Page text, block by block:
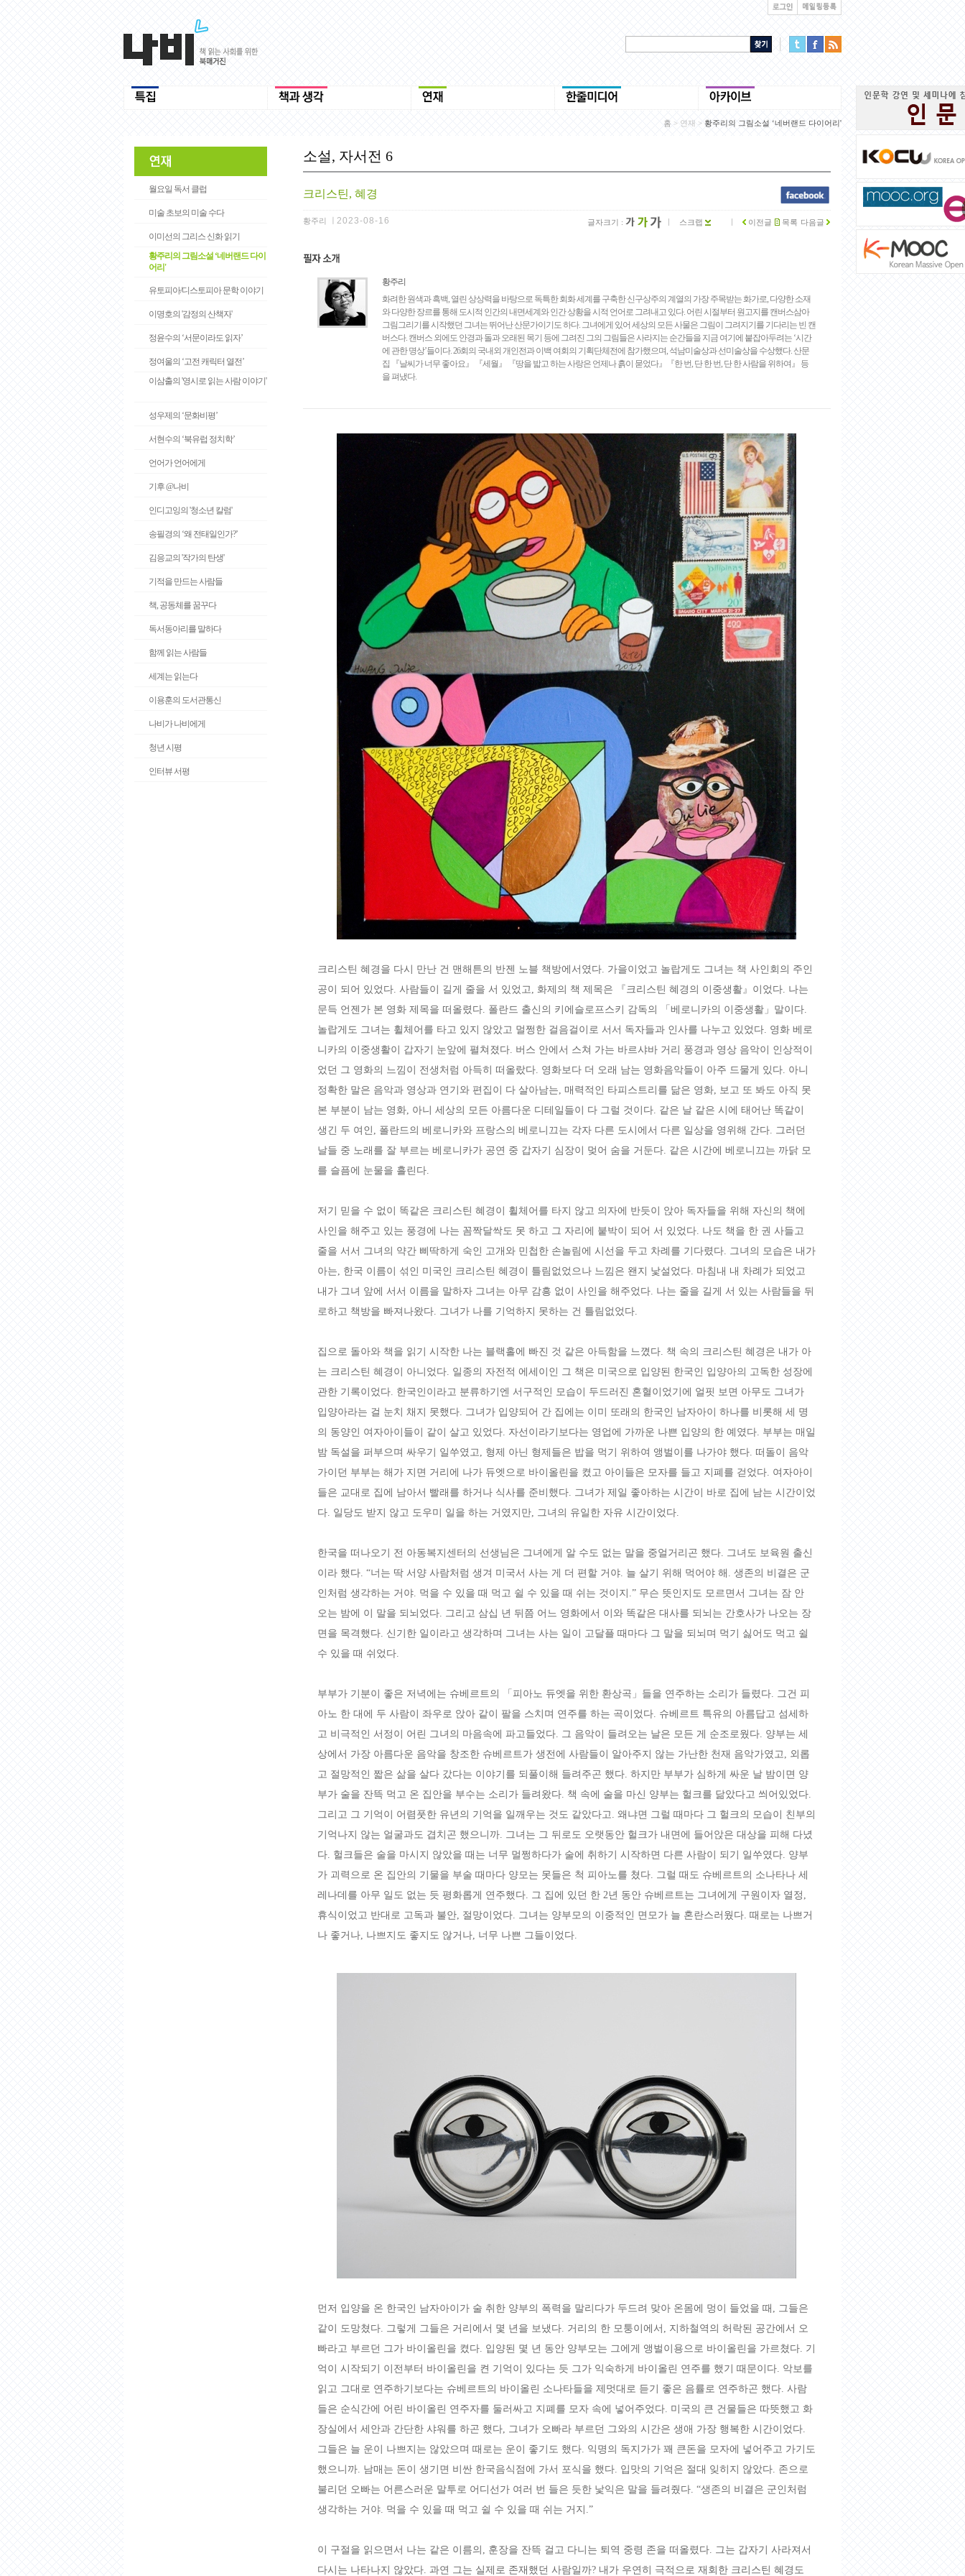
홈 > 연재 > 황주리의 그림소설 ‘네버랜드 다이어리'
월요일 독서 클럽
미술 초보의 미술 수다
이미선의 그리스 신화 읽기
황주리의 그림소설 ‘네버랜드 다이
어리'
유토피아/디스토피아 문학 이야기
이명호의 '감정의 산책자'
정윤수의 ‘서문이라도 읽자’
정여울의 ‘고전 캐릭터 열전’
이삼출의 '영시로 읽는 사람 이야기'
성우제의 ‘문화비평’
서현수의 ‘북유럽 정치학’
언어가 언어에게
기후 @나비
인디고잉의 '청소년 칼럼'
송필경의 ‘왜 전태일인가?’
김응교의 '작가의 탄생'
기적을 만드는 사람들
책, 공동체를 꿈꾸다
독서동아리를 말하다
함께 읽는 사람들
세계는 읽는다
이용훈의 도서관통신
나비가 나비에게
청년 시평
인터뷰 서평
소설, 자서전 6
크리스틴, 혜경
황주리 2023-08-16 글자크기 : 스크랩 이전글 목록 다음글
황주리
화려한 원색과 흑백, 열린 상상력을 바탕으로 독특한 회화 세계를 구축한 신구상주의 계열의 가장 주목받는 화가로, 다양한 소재
와 다양한 장르를 통해 도시적 인간의 내면세계와 인간 상황을 시적 언어로 그려내고 있다. 어린 시절부터 원고지를 캔버스삼아
그림그리기를 시작했던 그녀는 뛰어난 산문가이기도 하다. 그녀에게 있어 세상의 모든 사물은 그림이 그려지기를 기다리는 빈 캔
버스다. 캔버스 외에도 안경과 돌과 오래된 목기 등에 그려진 그의 그림들은 사라지는 순간들을 지금 여기에 붙잡아두려는 ‘시간
에 관한 명상’들이다. 26회의 국내외 개인전과 이백 여회의 기획단체전에 참가했으며, 석남미술상과 선미술상을 수상했다. 산문
집 『날씨가 너무 좋아요』 『세월』 『땅을 밟고 하는 사랑은 언제나 흙이 묻었다』『한 번, 단 한 번, 단 한 사람을 위하여』 등
을 펴냈다.
크리스틴 혜경을 다시 만난 건 맨해튼의 반젠 노블 책방에서였다. 가을이었고 놀랍게도 그녀는 책 사인회의 주인
공이 되어 있었다. 사람들이 길게 줄을 서 있었고, 화제의 책 제목은 『크리스틴 혜경의 이중생활』이었다. 나는
문득 언젠가 본 영화 제목을 떠올렸다. 폴란드 출신의 키에슬로프스키 감독의 「베로니카의 이중생활」말이다.
놀랍게도 그녀는 휠체어를 타고 있지 않았고 멀쩡한 걸음걸이로 서서 독자들과 인사를 나누고 있었다. 영화 베로
니카의 이중생활이 갑자기 눈앞에 펼쳐졌다. 버스 안에서 스쳐 가는 바르샤바 거리 풍경과 영상 음악이 인상적이
었던 그 영화의 느낌이 전생처럼 아득히 떠올랐다. 영화보다 더 오래 남는 영화음악들이 아주 드물게 있다. 아니
정확한 말은 음악과 영상과 연기와 편집이 다 살아남는, 매력적인 타피스트리를 닮은 영화, 보고 또 봐도 아직 못
본 부분이 남는 영화, 아니 세상의 모든 아름다운 디테일들이 다 그럴 것이다. 같은 날 같은 시에 태어난 똑같이
생긴 두 여인, 폴란드의 베로니카와 프랑스의 베로니끄는 각자 다른 도시에서 다른 일상을 영위해 간다. 그러던
날들 중 노래를 잘 부르는 베로니카가 공연 중 갑자기 심장이 멎어 숨을 거둔다. 같은 시간에 베로니끄는 까닭 모
를 슬픔에 눈물을 흘린다.
저기 믿을 수 없이 똑같은 크리스틴 혜경이 휠체어를 타지 않고 의자에 반듯이 앉아 독자들을 위해 자신의 책에
사인을 해주고 있는 풍경에 나는 꼼짝달싹도 못 하고 그 자리에 붙박이 되어 서 있었다. 나도 책을 한 권 사들고
줄을 서서 그녀의 약간 삐딱하게 숙인 고개와 민첩한 손놀림에 시선을 두고 차례를 기다렸다. 그녀의 모습은 내가
아는, 한국 이름이 섞인 미국인 크리스틴 혜경이 틀림없었으나 느낌은 왠지 낯설었다. 마침내 내 차례가 되었고
내가 그녀 앞에 서서 이름을 말하자 그녀는 아무 감흥 없이 사인을 해주었다. 나는 줄을 길게 서 있는 사람들을 뒤
로하고 책방을 빠져나왔다. 그녀가 나를 기억하지 못하는 건 틀림없었다.
집으로 돌아와 책을 읽기 시작한 나는 블랙홀에 빠진 것 같은 아득함을 느꼈다. 책 속의 크리스틴 혜경은 내가 아
는 크리스틴 혜경이 아니었다. 일종의 자전적 에세이인 그 책은 미국으로 입양된 한국인 입양아의 고독한 성장에
관한 기록이었다. 한국인이라고 분류하기엔 서구적인 모습이 두드러진 혼혈이었기에 얼핏 보면 아무도 그녀가
입양아라는 걸 눈치 채지 못했다. 그녀가 입양되어 간 집에는 이미 또래의 한국인 남자아이 하나를 비롯해 세 명
의 동양인 여자아이들이 같이 살고 있었다. 자선이라기보다는 영업에 가까운 나쁜 입양의 한 예였다. 부부는 매일
밤 독설을 퍼부으며 싸우기 일쑤였고, 형제 아닌 형제들은 밥을 먹기 위하여 앵벌이를 나가야 했다. 떠돌이 음악
가이던 부부는 해가 지면 거리에 나가 듀엣으로 바이올린을 켰고 아이들은 모자를 들고 지폐를 걷었다. 여자아이
들은 교대로 집에 남아서 빨래를 하거나 식사를 준비했다. 그녀가 제일 좋아하는 시간이 바로 집에 남는 시간이었
다. 일당도 받지 않고 도우미 일을 하는 거였지만, 그녀의 유일한 자유 시간이었다.
한국을 떠나오기 전 아동복지센터의 선생님은 그녀에게 알 수도 없는 말을 중얼거리곤 했다. 그녀도 보육원 출신
이라 했다. “너는 딱 서양 사람처럼 생겨 미국서 사는 게 더 편할 거야. 늘 살기 위해 먹어야 해. 생존의 비결은 군
인처럼 생각하는 거야. 먹을 수 있을 때 먹고 쉴 수 있을 때 쉬는 것이지.” 무슨 뜻인지도 모르면서 그녀는 잠 안
오는 밤에 이 말을 되뇌었다. 그리고 삼십 년 뒤쯤 어느 영화에서 이와 똑같은 대사를 되뇌는 간호사가 나오는 장
면을 목격했다. 신기한 일이라고 생각하며 그녀는 사는 일이 고달플 때마다 그 말을 되뇌며 먹기 싫어도 먹고 쉴
수 있을 때 쉬었다.
부부가 기분이 좋은 저녁에는 슈베르트의 「피아노 듀엣을 위한 환상곡」들을 연주하는 소리가 들렸다. 그건 피
아노 한 대에 두 사람이 좌우로 앉아 같이 팔을 스치며 연주를 하는 곡이었다. 슈베르트 특유의 아름답고 섬세하
고 비극적인 서정이 어린 그녀의 마음속에 파고들었다. 그 음악이 들려오는 날은 모든 게 순조로웠다. 양부는 세
상에서 가장 아름다운 음악을 창조한 슈베르트가 생전에 사람들이 알아주지 않는 가난한 천재 음악가였고, 외롭
고 절망적인 짧은 삶을 살다 갔다는 이야기를 되풀이해 들려주곤 했다. 하지만 부부가 심하게 싸운 날 밤이면 양
부가 술을 잔뜩 먹고 온 집안을 부수는 소리가 들려왔다. 책 속에 술을 마신 양부는 헐크를 닮았다고 씌어있었다.
그리고 그 기억이 어렴풋한 유년의 기억을 일깨우는 것도 같았다고. 왜냐면 그럴 때마다 그 헐크의 모습이 친부의
기억나지 않는 얼굴과도 겹치곤 했으니까. 그녀는 그 뒤로도 오랫동안 헐크가 내면에 들어앉은 대상을 피해 다녔
다. 헐크들은 술을 마시지 않았을 때는 너무 멀쩡하다가 술에 취하기 시작하면 다른 사람이 되기 일쑤였다. 양부
가 괴력으로 온 집안의 기물을 부술 때마다 양모는 못들은 척 피아노를 쳤다. 그럴 때도 슈베르트의 소나타나 세
레나데를 아무 일도 없는 듯 평화롭게 연주했다. 그 집에 있던 한 2년 동안 슈베르트는 그녀에게 구원이자 열정,
휴식이었고 반대로 고독과 불안, 절망이었다. 그녀는 양부모의 이중적인 면모가 늘 혼란스러웠다. 때로는 나쁘거
나 좋거나, 나쁘지도 좋지도 않거나, 너무 나쁜 그들이었다.
먼저 입양을 온 한국인 남자아이가 술 취한 양부의 폭력을 말리다가 두드려 맞아 온몸에 멍이 들었을 때, 그들은
같이 도망쳤다. 그렇게 그들은 거리에서 몇 년을 보냈다. 거리의 한 모퉁이에서, 지하철역의 허락된 공간에서 오
빠라고 부르던 그가 바이올린을 켰다. 입양된 몇 년 동안 양부모는 그에게 앵벌이용으로 바이올린을 가르쳤다. 기
억이 시작되기 이전부터 바이올린을 켠 기억이 있다는 듯 그가 익숙하게 바이올린 연주를 했기 때문이다. 악보를
읽고 그대로 연주하기보다는 슈베르트의 바이올린 소나타들을 제멋대로 듣기 좋은 음률로 연주하곤 했다. 사람
들은 순식간에 어린 바이올린 연주자를 둘러싸고 지폐를 모자 속에 넣어주었다. 미국의 큰 건물들은 따뜻했고 화
장실에서 세안과 간단한 샤워를 하곤 했다, 그녀가 오빠라 부르던 그와의 시간은 생애 가장 행복한 시간이었다.
그들은 늘 운이 나쁘지는 않았으며 때로는 운이 좋기도 했다. 익명의 독지가가 꽤 큰돈을 모자에 넣어주고 가기도
했으니까. 남매는 돈이 생기면 비싼 한국음식점에 가서 포식을 했다. 입맛의 기억은 절대 잊히지 않았다. 존으로
불리던 오빠는 어른스러운 말투로 어디선가 여러 번 들은 듯한 낯익은 말을 들려줬다. “생존의 비결은 군인처럼
생각하는 거야. 먹을 수 있을 때 먹고 쉴 수 있을 때 쉬는 거지.”
이 구절을 읽으면서 나는 같은 이름의, 훈장을 잔뜩 걸고 다니는 퇴역 중령 존을 떠올렸다. 그는 갑자기 사라져서
다시는 나타나지 않았다. 과연 그는 실제로 존재했던 사람일까? 내가 우연히 극적으로 재회한 크리스틴 혜경도